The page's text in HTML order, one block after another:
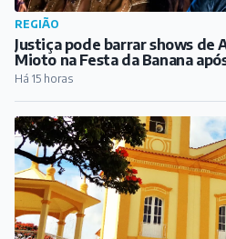
REGIÃO
Justiça pode barrar shows de
Mioto na Festa da Banana
Público
Há 15 horas